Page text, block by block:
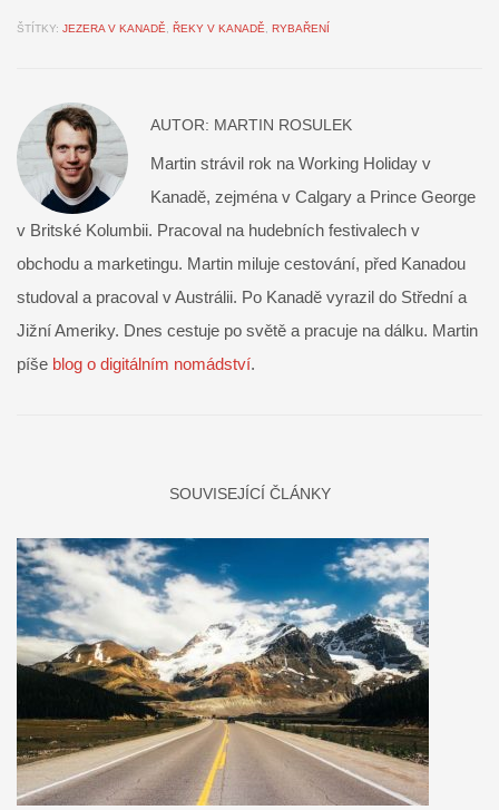
ŠTÍTKY: JEZERA V KANADĚ, ŘEKY V KANADĚ, RYBAŘENÍ
AUTOR: MARTIN ROSULEK
Martin strávil rok na Working Holiday v
Kanadě, zejména v Calgary a Prince George
v Britské Kolumbii. Pracoval na hudebních festivalech v
obchodu a marketingu. Martin miluje cestování, před Kanadou
studoval a pracoval v Austrálii. Po Kanadě vyrazil do Střední a
Jižní Ameriky. Dnes cestuje po světě a pracuje na dálku. Martin
píše blog o digitálním nomádství.
SOUVISEJÍCÍ ČLÁNKY